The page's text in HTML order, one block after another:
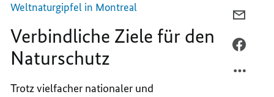
Weltnaturgipfel in Montreal
Verbindliche Ziele für den
Naturschutz
Trotz vielfacher nationaler und